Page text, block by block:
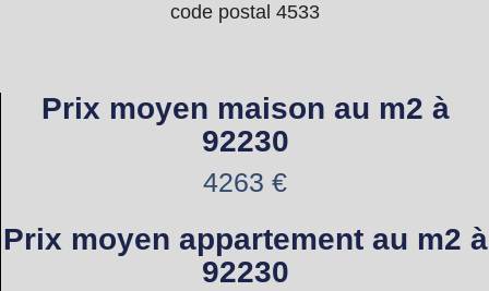
code postal 4533
Prix moyen maison au m2 à
92230
4263 €
Prix moyen appartement au m2 à
92230